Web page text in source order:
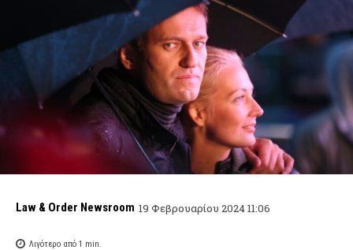
Law & Order Newsroom 19 Φεβρουαρίου 2024 11:06
Λιγότερο από 1 min.